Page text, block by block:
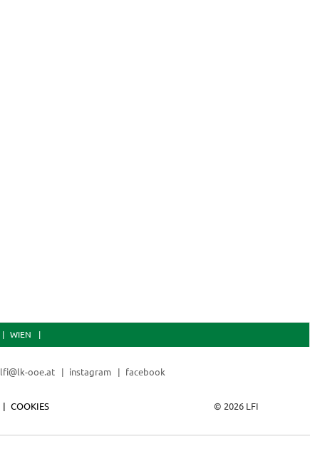
WIEN
lfi@lk-ooe.at instagram facebook
© 2026 LFI
COOKIES